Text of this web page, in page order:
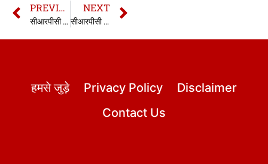
PREVIOUS
सीआरपीसी की धारा 98 | 98 CrPC in hindi
NEXT
सीआरपीसी की धारा 100 | 100 CrPC in hindi
हमसे जुड़े Privacy Policy
Disclaimer
Contact Us